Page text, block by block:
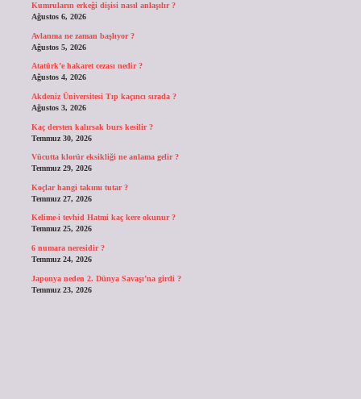
Kumruların erkeği dişisi nasıl anlaşılır ?
Ağustos 6, 2026
Avlanma ne zaman başlıyor ?
Ağustos 5, 2026
Atatürk’e hakaret cezası nedir ?
Ağustos 4, 2026
Akdeniz Üniversitesi Tıp kaçıncı sırada ?
Ağustos 3, 2026
Kaç dersten kalırsak burs kesilir ?
Temmuz 30, 2026
Vücutta klorür eksikliği ne anlama gelir ?
Temmuz 29, 2026
Koçlar hangi takımı tutar ?
Temmuz 27, 2026
Kelime-i tevhid Hatmi kaç kere okunur ?
Temmuz 25, 2026
6 numara neresidir ?
Temmuz 24, 2026
Japonya neden 2. Dünya Savaşı’na girdi ?
Temmuz 23, 2026